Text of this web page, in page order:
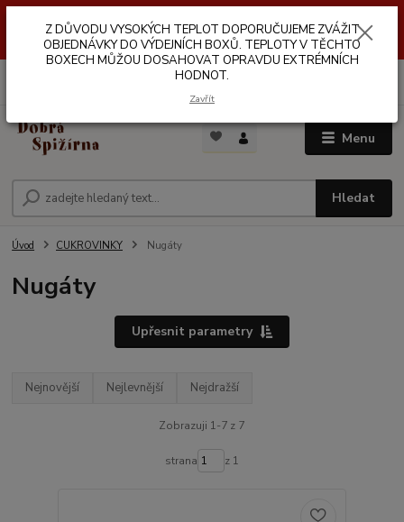
VÝDEJNÍCH BOXŮ. TEPLOTA V TĚCHTO BOXECH MŮŽE DOSAHOVAT
OPRAVDU EXTRÉMNÍCH HODNOT.
Menu
Hledat
Úvod CUKROVINKY Nugáty
Nugáty
Upřesnit parametry
Nejnovější Nejlevnější Nejdražší
Zobrazuji 1-7 z 7
strana z 1
Z DŮVODU VYSOKÝCH TEPLOT DOPORUČUJEME ZVÁŽIT
OBJEDNÁVKY DO VÝDEJNÍCH BOXŮ. TEPLOTY V TĚCHTO
BOXECH MŮŽOU DOSAHOVAT OPRAVDU EXTRÉMNÍCH
HODNOT.
Zavřít